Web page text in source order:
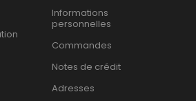
Informations
personnelles
Commandes
Notes de crédit
Adresses